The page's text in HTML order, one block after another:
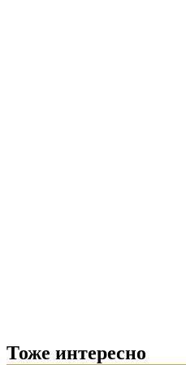
Тоже интересно